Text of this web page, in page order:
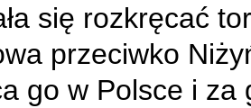
się rozkręcać
przeciwko
go w Polsce i za